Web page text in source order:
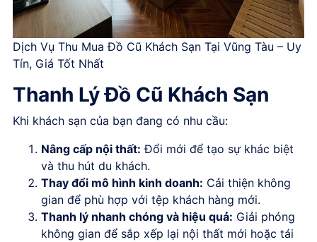
Dịch Vụ Thu Mua Đồ Cũ Khách Sạn Tại Vũng Tàu – Uy
Tín, Giá Tốt Nhất
Thanh Lý Đồ Cũ Khách Sạn
Khi khách sạn của bạn đang có nhu cầu:
Nâng cấp nội thất: Đổi mới để tạo sự khác biệt
và thu hút du khách.
Thay đổi mô hình kinh doanh: Cải thiện không
gian để phù hợp với tệp khách hàng mới.
Thanh lý nhanh chóng và hiệu quả: Giải phóng
không gian để sắp xếp lại nội thất mới hoặc tái